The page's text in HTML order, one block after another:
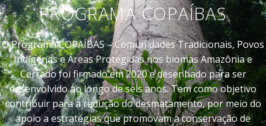
PROGRAMA COPAÍBAS
O Programa COPAÍBAS – Comunidades Tradicionais, Povos
Indígenas e Áreas Protegidas nos biomas Amazônia e
Cerrado foi firmado em 2020 e desenhado para ser
desenvolvido ao longo de seis anos. Tem como objetivo
contribuir para a redução do desmatamento, por meio do
apoio a estratégias que promovam a conservação de